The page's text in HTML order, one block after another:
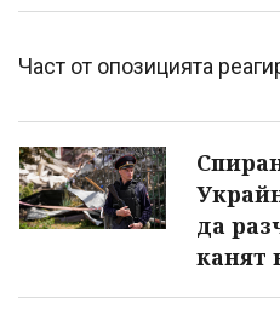
Част от опозицията
да
канят